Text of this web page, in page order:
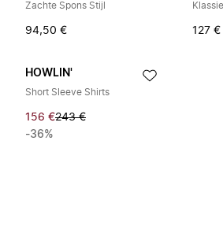
Zachte Spons Stijl
94,50 € 127 €
HOWLIN'
Short Sleeve Shirts
156 €243 €
-36%